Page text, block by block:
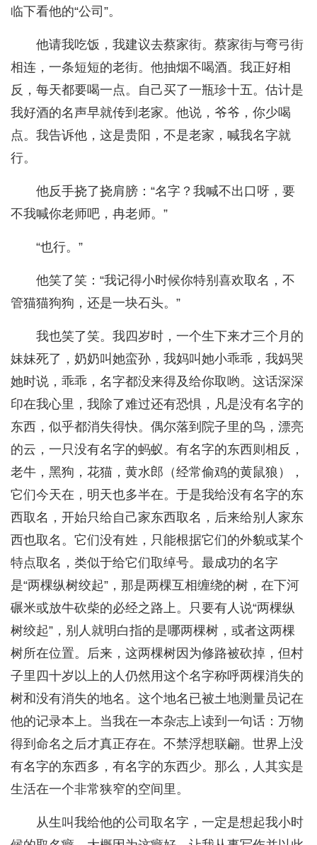
临下看他的“公司”。
他请我吃饭，我建议去蔡家街。蔡家街与弯弓街
相连，一条短短的老街。他抽烟不喝酒。我正好相
反，每天都要喝一点。自己买了一瓶珍十五。估计是
我好酒的名声早就传到老家。他说，爷爷，你少喝
点。我告诉他，这是贵阳，不是老家，喊我名字就
行。
他反手挠了挠肩膀：“名字？我喊不出口呀，要
不我喊你老师吧，冉老师。”
“也行。”
他笑了笑：“我记得小时候你特别喜欢取名，不
管猫猫狗狗，还是一块石头。”
我也笑了笑。我四岁时，一个生下来才三个月的
妹妹死了，奶奶叫她蛮孙，我妈叫她小乖乖，我妈哭
她时说，乖乖，名字都没来得及给你取哟。这话深深
印在我心里，我除了难过还有恐惧，凡是没有名字的
东西，似乎都消失得快。偶尔落到院子里的鸟，漂亮
的云，一只没有名字的蚂蚁。有名字的东西则相反，
老牛，黑狗，花猫，黄水郎（经常偷鸡的黄鼠狼），
它们今天在，明天也多半在。于是我给没有名字的东
西取名，开始只给自己家东西取名，后来给别人家东
西也取名。它们没有姓，只能根据它们的外貌或某个
特点取名，类似于给它们取绰号。最成功的名字
是“两棵纵树绞起”，那是两棵互相缠绕的树，在下河
碾米或放牛砍柴的必经之路上。只要有人说“两棵纵
树绞起”，别人就明白指的是哪两棵树，或者这两棵
树所在位置。后来，这两棵树因为修路被砍掉，但村
子里四十岁以上的人仍然用这个名字称呼两棵消失的
树和没有消失的地名。这个地名已被土地测量员记在
他的记录本上。当我在一本杂志上读到一句话：万物
得到命名之后才真正存在。不禁浮想联翩。世界上没
有名字的东西多，有名字的东西少。那么，人其实是
生活在一个非常狭窄的空间里。
从生叫我给他的公司取名字，一定是想起我小时